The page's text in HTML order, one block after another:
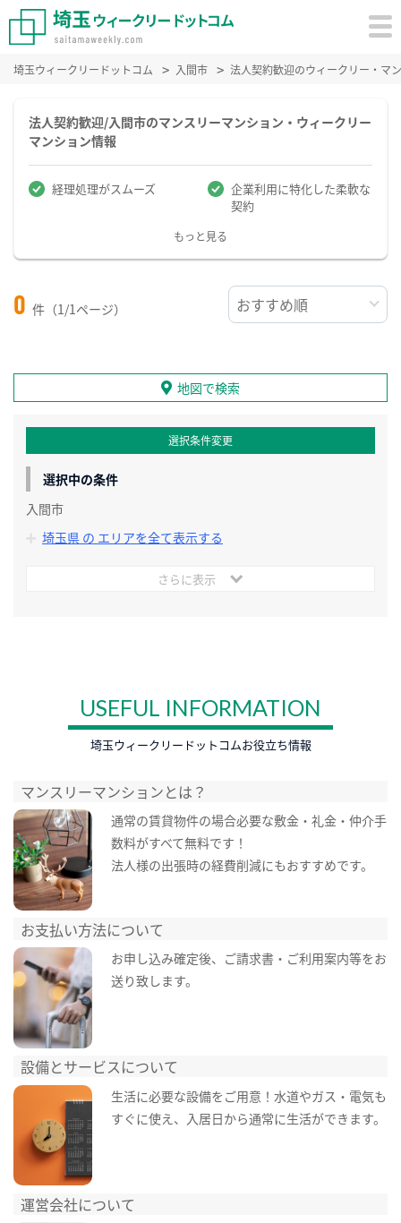
埼玉ウィークリードットコム 入間市 法人契約歓迎のウィークリー・マ
法人契約歓迎/入間市のマンスリーマンション・ウィークリー
マンション情報
経理処理がスムーズ
企業利用に特化した柔軟な
契約
もっと見る
0 件（1/1ページ）
地図で検索
選択条件変更
選択中の条件
入間市
埼玉県 の エリアを全て表示する
さらに表示
USEFUL INFORMATION
埼玉ウィークリードットコムお役立ち情報
マンスリーマンションとは？
通常の賃貸物件の場合必要な敷金・礼金・仲介手
数料がすべて無料です！
法人様の出張時の経費削減にもおすすめです。
お支払い方法について
お申し込み確定後、ご請求書・ご利用案内等をお
送り致します。
設備とサービスについて
生活に必要な設備をご用意！水道やガス・電気も
すぐに使え、入居日から通常に生活ができます。
運営会社について